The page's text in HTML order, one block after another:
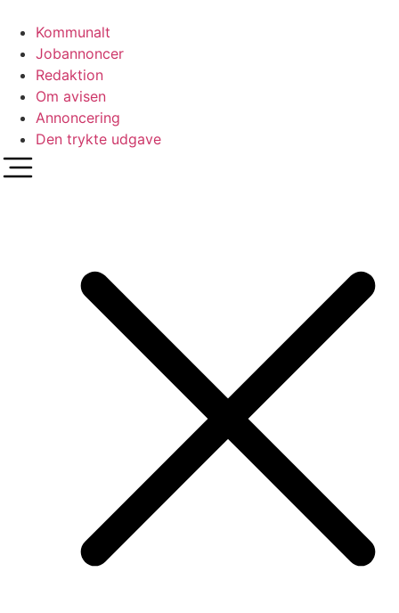
indhold
Kommunalt
Jobannoncer
Redaktion
Om avisen
Annoncering
Den trykte udgave